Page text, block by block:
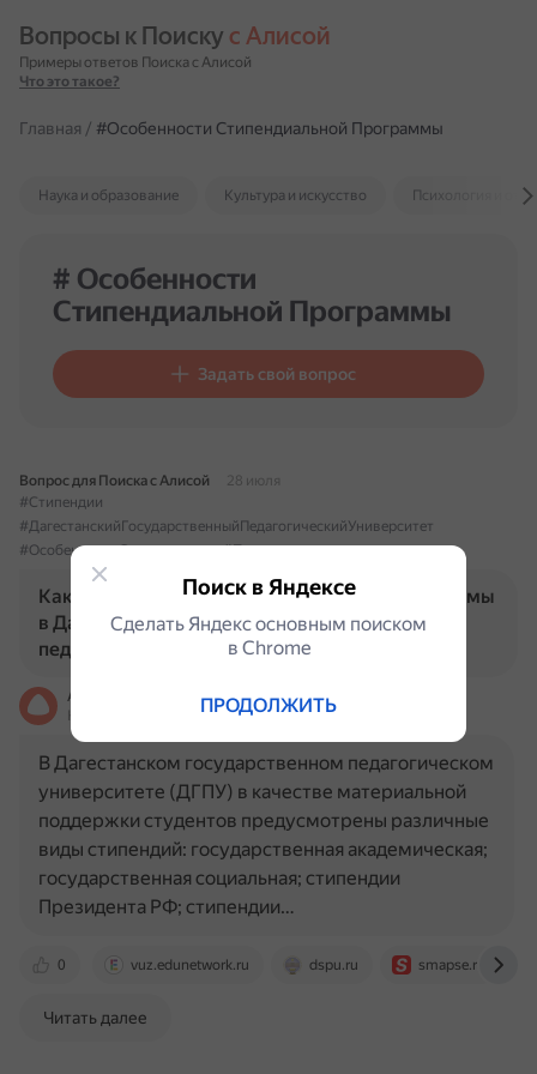
Вопросы к Поиску с Алисой
Примеры ответов Поиска с Алисой
Что это такое?
Главная / #Особенности Стипендиальной Программы
Наука и образование Культура и искусство Психология и
# Особенности
Стипендиальной Программы
Задать свой вопрос
Вопрос для Поиска с Алисой
28 июля
#Стипендии
#ДагестанскийГосударственныйПедагогическийУниверситет
#ОсобенностиСтипендиальнойПрограммы
Каковы особенности стипендиальной программы
в Дагестанском государственном
педагогическом университете?
Алиса
На основе источников, возможны неточности
0 vuz.edunetwork.ru dspu.ru smapse.ru
В Дагестанском государственном педагогическом
университете (ДГПУ) в качестве материальной
поддержки студентов предусмотрены различные
виды стипендий: государственная академическая;
государственная социальная; стипендии
Президента РФ; стипендии…
Читать далее
Поиск в Яндексе
Сделать Яндекс основным поиском
в Сhrome
ПРОДОЛЖИТЬ